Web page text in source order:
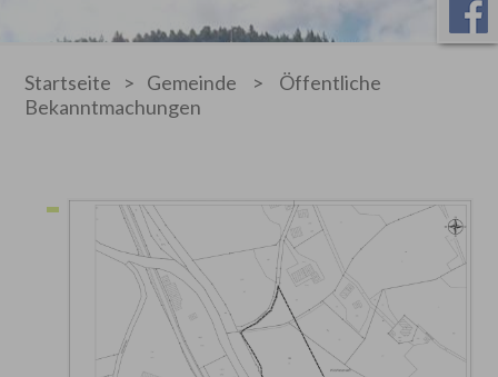
Startseite > Gemeinde >
Öffentliche
Bekanntmachungen
20 Ergebnisse gefunden